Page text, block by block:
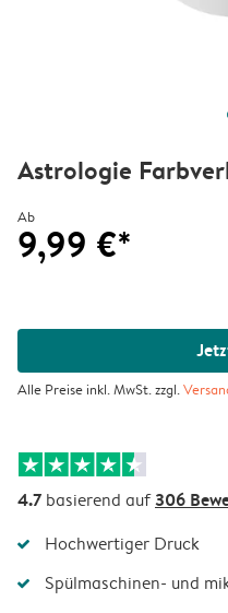
Astrologie
Ab
9,99 €*
Alle Preise inkl. MwSt. zzgl.
4.7 basierend auf306
Hochwertiger Druck
Spülmaschinen- und